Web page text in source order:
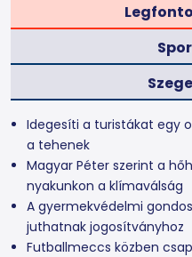
Idegesíti a turistákat egy
a tehenek
Magyar Péter szerint a
nyakunkon a klímaválság
A gyermekvédelmi
juthatnak jogosítványhoz
Futballmeccs közben